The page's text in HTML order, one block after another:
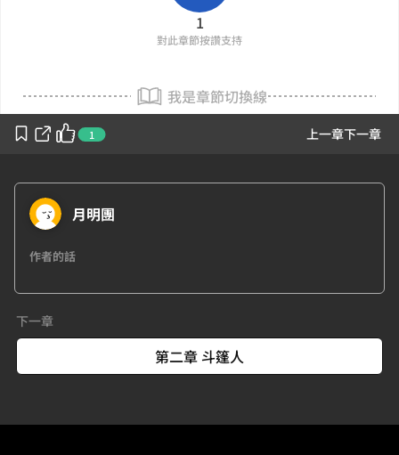
1 上一章下一章
1
對此章節按讚支持
我是章節切換線
月明團
作者的話
下一章
第二章 斗篷人